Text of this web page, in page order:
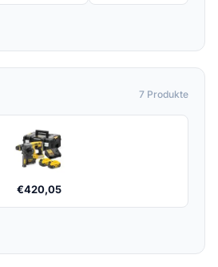
7 Produkte
€420,05